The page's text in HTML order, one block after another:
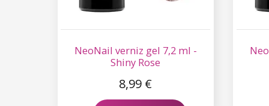
NeoNail verniz gel 7,2 ml -
Shiny Rose
8,99 €